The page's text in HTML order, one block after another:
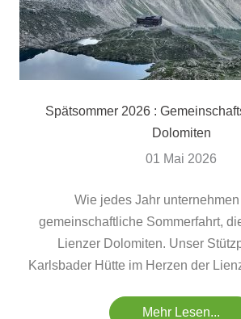
Spätsommer 2026 :
Dolomiten
01 Mai 2026
Wie jedes Jahr
gemeinschaftliche Sommerfahrt,
Lienzer Dolomiten. Unser
Karlsbader Hütte im Herzen der
Mehr Lesen...